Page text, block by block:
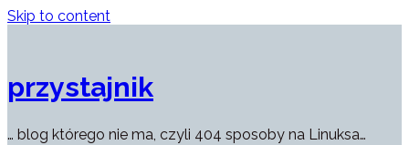
Skip to content
przystajnik
… blog którego nie ma, czyli 404 sposoby na Linuksa…